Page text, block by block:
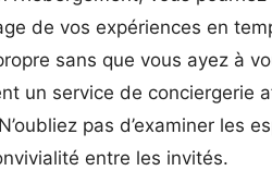
de vos expériences en
sans que vous ayez à
un service de conciergerie
pas d’examiner les
entre les invités.